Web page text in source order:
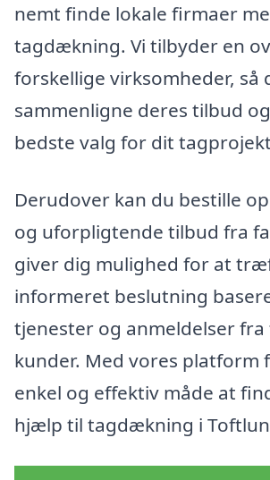
nemt finde lokale firmaer
tagdækning. Vi tilbyder en
forskellige virksomheder, så
sammenligne deres tilbud
bedste valg for dit
Derudover kan du bestille
og uforpligtende tilbud fra
giver dig mulighed for at
informeret beslutning
tjenester og anmeldelser
kunder. Med vores platform
enkel og effektiv måde at
hjælp til tagdækning i